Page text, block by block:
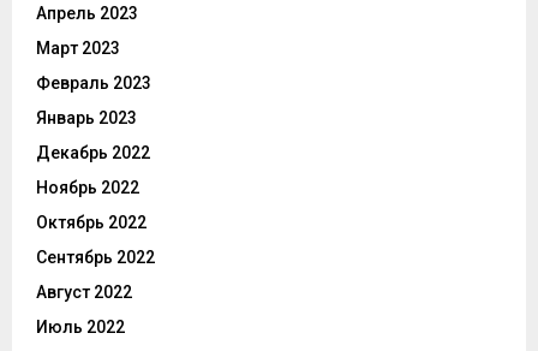
Апрель 2023
Март 2023
Февраль 2023
Январь 2023
Декабрь 2022
Ноябрь 2022
Октябрь 2022
Сентябрь 2022
Август 2022
Июль 2022